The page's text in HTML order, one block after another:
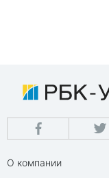
О компании